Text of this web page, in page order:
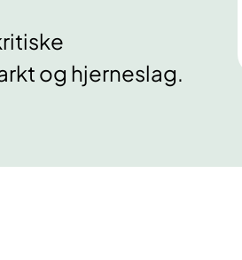
og hjerneslag.